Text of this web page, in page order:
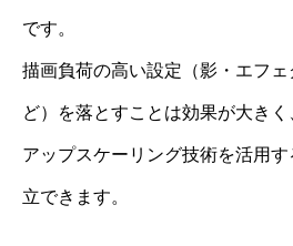
です。
描画負荷の高い設定（影・エフ
ど）を落とすことは効果が大き
アップスケーリング技術を活用
立できます。